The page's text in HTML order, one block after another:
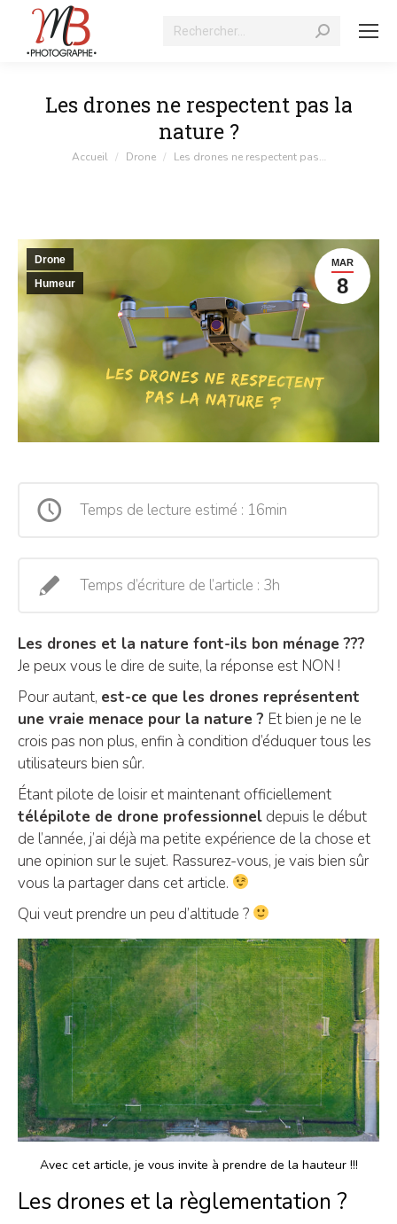
Recherche
Les drones ne respectent pas la
nature ?
Vous êtes ici :
Accueil Drone Les drones ne respectent pas…
MAR
8
Drone
Humeur
Temps de lecture estimé : 16min
Temps d’écriture de l’article : 3h
Les drones et la nature font-ils bon ménage ???
Je peux vous le dire de suite, la réponse est NON !
Pour autant, est-ce que les drones représentent
une vraie menace pour la nature ? Et bien je ne le
crois pas non plus, enfin à condition d’éduquer tous les
utilisateurs bien sûr.
Étant pilote de loisir et maintenant officiellement
télépilote de drone professionnel depuis le début
de l’année, j’ai déjà ma petite expérience de la chose et
une opinion sur le sujet. Rassurez-vous, je vais bien sûr
vous la partager dans cet article.
Qui veut prendre un peu d’altitude ?
Avec cet article, je vous invite à prendre de la hauteur !!!
Les drones et la règlementation ?